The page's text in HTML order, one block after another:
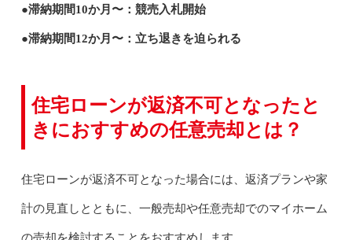
●滞納期間10か月〜：競売入札開始
●滞納期間12か月〜：立ち退きを迫られる
住宅ローンが返済不可となったと
きにおすすめの任意売却とは？
住宅ローンが返済不可となった場合には、返済プランや家
計の見直しとともに、一般売却や任意売却でのマイホーム